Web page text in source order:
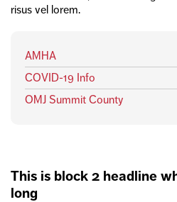
risus vel lorem.
AMHA
COVID-19 Info
OMJ Summit County
This is block 2 headline
long